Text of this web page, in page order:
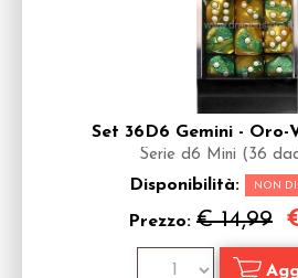
Set 36D6 Gemini - Oro-
Serie d6 Mini (36
Disponibilità: NON
Prezzo: € 14,99